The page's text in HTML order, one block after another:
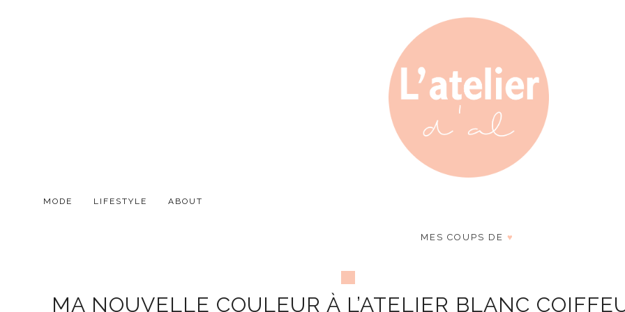
MODE LIFESTYLE ABOUT
MES COUPS DE ♥
MA NOUVELLE COULEUR À L’ATELIER BLANC